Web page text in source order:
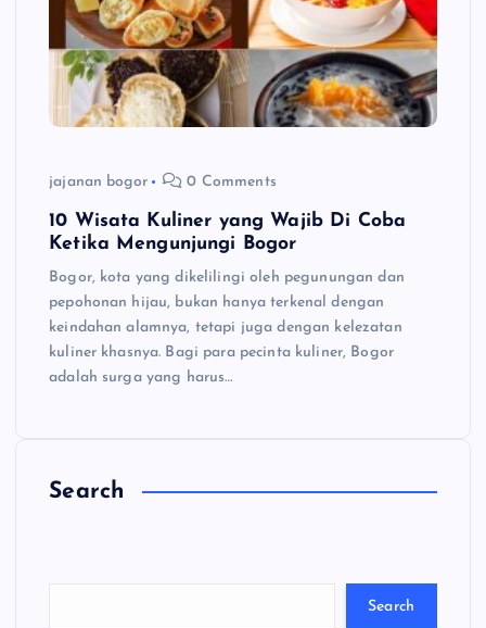
jajanan bogor 0 Comments
10 Wisata Kuliner yang Wajib Di Coba
Ketika Mengunjungi Bogor
Bogor, kota yang dikelilingi oleh pegunungan dan
pepohonan hijau, bukan hanya terkenal dengan
keindahan alamnya, tetapi juga dengan kelezatan
kuliner khasnya. Bagi para pecinta kuliner, Bogor
adalah surga yang harus…
Search
Search